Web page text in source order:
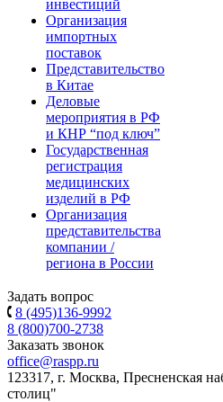
инвестиций
Организация
импортных
поставок
Представительство
в Китае
Деловые
мероприятия в РФ
и КНР “под ключ”
Государственная
регистрация
медицинских
изделий в РФ
Организация
представительства
компании /
региона в России
Задать вопрос
8 (495)136-9992
8 (800)700-2738
Заказать звонок
office@raspp.ru
123317, г. Москва, Пресненская
столиц"